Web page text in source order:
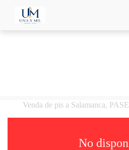
Venda de pis a Salamanca,
No